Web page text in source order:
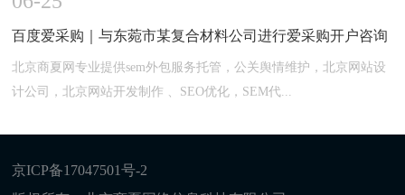
百度爱采购｜与东菀市某复合材料公司进行爱采购开户咨询
北京商夏网专业提供sem外包服务托管，公关舆情维护，北京网站设
计公司，北京网站开发制作 、SEO优化，SEM代...
京ICP备17047501号-2